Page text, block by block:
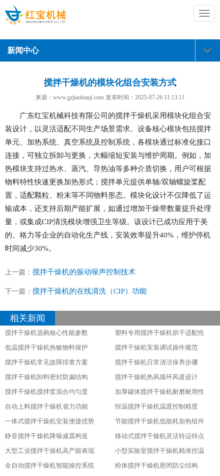
切
换
航
新闻中心
搅拌干燥机的模块化组合安装方式
来源：www.gzjiaobanji.com 发布时间： 2025-07-26 11:13:11
广东红宝机械科技有限公司的搅拌干燥机采用模块化组合安
装设计，以灵活适配不同生产场景需求。设备核心模块包括搅拌
单元、加热系统、真空系统及控制系统，各模块通过标准化接口
连接，可独立拆卸与更换，大幅缩短安装与维护周期。例如，加
热模块支持过热水、蒸汽、导热油等多种介质切换，用户可根据
物料特性快速更换加热形式；搅拌单元提供单轴/双轴螺旋桨配
置，适配颗粒、粉末等不同物料形态。模块化设计不仅降低了运
输成本，还支持后期产能扩展，如通过增加干燥带数量提升处理
量，或集成CIP清洗模块增强卫生等级。该设计已成功应用于美
的、格力等企业的自动化生产线，安装效率提升40%，维护停机
时间减少30%。
上一篇： 搅拌干燥机的振动噪声控制技术
下一篇： 搅拌干燥机的在线清洗（CIP）功能
相关新闻
搅拌干燥机选购核心性能参数
塑料专用搅拌干燥机烘干适配性
低温搅拌干燥机热敏物料保护
搅拌干燥机安装调试操作规范
搅拌干燥机常见故障排查方案
搅拌干燥机日常清洁保养步骤
搅拌干燥机卸料密封防漏结构
搅拌干燥机热风循环风道设计
搅拌干燥机搅拌桨混合均匀度
加厚罐体搅拌干燥机耐磨耐用性
自动上料搅拌干燥机省力功能
恒温搅拌干燥机温度控制精度
一体式搅拌干燥机安装便捷优势
节能搅拌干燥机低能耗加热组件
静音搅拌干燥机降噪减震构造
移动式搅拌干燥机灵活转运特点
大型工业搅拌干燥机高产能表现
小型实验室搅拌干燥机精准控温
全自动搅拌干燥机智能操控系统
粉体搅拌干燥机密闭防尘结构